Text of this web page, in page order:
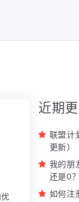
近期
联盟计
更新）
我的朋
还是0？
如何注